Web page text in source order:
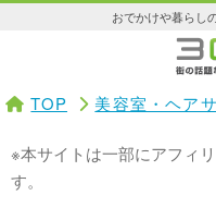
おでかけや暮らし
TOP 美容室・ヘア
※本サイトは一部にアフィ
す。